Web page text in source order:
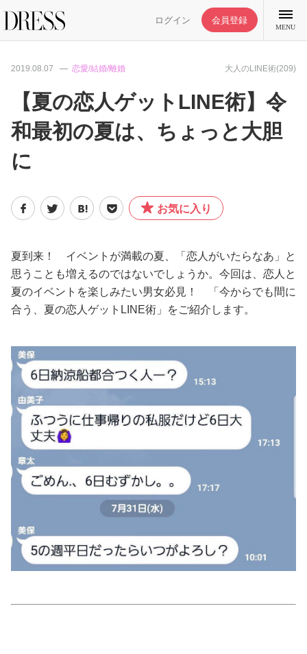
ログイン 会員登録
MENU
特集記事
ライフスタイル
ファッション
恋愛/結婚/離婚
ワークスタイル
妊娠/出産/家族
グルメ
トラベル
2019.08.07 恋愛/結婚/離婚 大人のLINE術(209)
【夏の恋人ゲットLINE術】令
和最初の夏は、ちょっと大胆
に
お気に入り
夏到来！ イベントが満載の夏、「恋人がいたらなあ」と
思うことも増えるのではないでしょうか。今回は、恋人と
夏のイベントを楽しみたい男女必見！ 「今からでも間に
合う、夏の恋人ゲットLINE術」をご紹介します。